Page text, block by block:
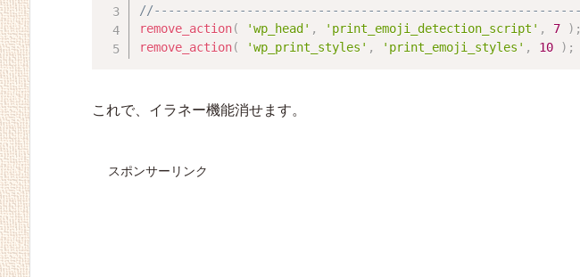
remove_action( 'wp_head' , 'print_emoji_detection_script' , 7 ) ;
remove_action( 'wp_print_styles' , 'print_emoji_styles' , 10 ) ;
これで、イラネー機能消せます。
スポンサーリンク